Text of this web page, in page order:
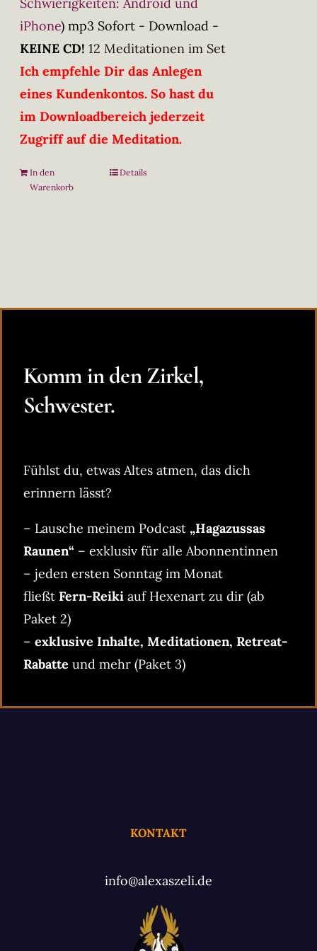
Schwierigkeiten: Android und
iPhone) mp3 Sofort - Download -
KEINE CD! 12 Meditationen im Set
Ich empfehle Dir das Anlegen
eines Kundenkontos. So hast du
im Downloadbereich jederzeit
Zugriff auf die Meditation.
In den
Warenkorb
Details
Komm in den Zirkel,
Schwester.
Fühlst du, etwas Altes atmen, das dich
erinnern lässt?
– Lausche meinem Podcast „Hagazussas
Raunen“ – exklusiv für alle Abonnentinnen
– jeden ersten Sonntag im Monat
fließt Fern-Reiki auf Hexenart zu dir (ab
Paket 2)
– exklusive Inhalte, Meditationen, Retreat-
Rabatte und mehr (Paket 3)
KONTAKT
info@alexaszeli.de